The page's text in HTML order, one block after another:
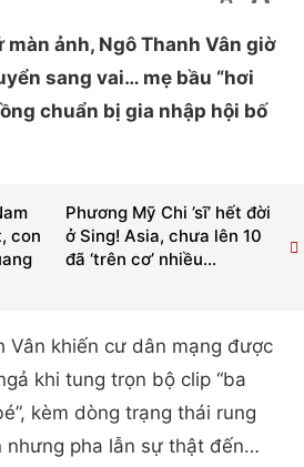
màn ảnh, Ngô Thanh Vân giờ
sang vai… mẹ bầu “hơi
chuẩn bị gia nhập hội bố
Phương Mỹ Chi ’sĩ’ hết đời
ở Sing! Asia, chưa lên 10
đã ‘trên cơ’ nhiều...
con
Vân khiến cư dân mạng được
khi tung trọn bộ clip “ba
kèm dòng trạng thái rung
nhưng pha lẫn sự thật đến…